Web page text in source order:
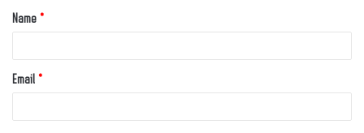
Name *
Email *